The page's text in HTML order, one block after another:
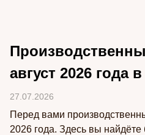
август 2026 года
27.07.2026
Перед вами
2026 года. Здесь вы